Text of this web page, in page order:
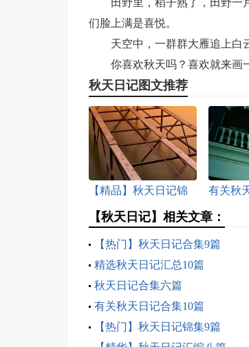
田野里，稻子熟了，田野一
们脸上满是喜悦。
天空中，一群群大雁追上白
你喜欢秋天吗？喜欢就来画
秋天日记图文推荐
【精品】秋天日记锦
集五篇
有关秋
篇
【秋天日记】相关文章：
【热门】秋天日记合集9篇
精选秋天日记汇总10篇
秋天日记合集六篇
有关秋天日记合集10篇
【热门】秋天日记锦集9篇